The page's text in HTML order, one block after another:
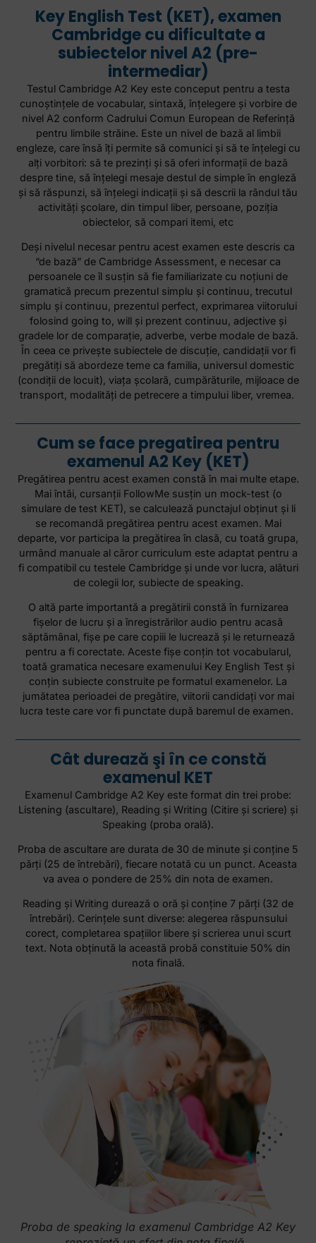
Key English Test (KET), examen
Cambridge cu dificultate a
subiectelor nivel A2 (pre-
intermediar)
Testul Cambridge A2 Key este conceput pentru a testa
cunoştinţele de vocabular, sintaxă, înţelegere şi vorbire de
nivel A2 conform Cadrului Comun European de Referinţă
pentru limbile străine. Este un nivel de bază al limbii
engleze, care însă îţi permite să comunici şi să te înţelegi cu
alţi vorbitori: să te prezinţi şi să oferi informaţii de bază
despre tine, să înţelegi mesaje destul de simple în engleză
şi să răspunzi, să înţelegi indicaţii şi să descrii la rândul tău
activităţi şcolare, din timpul liber, persoane, poziţia
obiectelor, să compari itemi, etc
Deşi nivelul necesar pentru acest examen este descris ca
“de bază” de Cambridge Assessment, e necesar ca
persoanele ce îl susţin să fie familiarizate cu noţiuni de
gramatică precum prezentul simplu şi continuu, trecutul
simplu şi continuu, prezentul perfect, exprimarea viitorului
folosind going to, will şi prezent continuu, adjective şi
gradele lor de comparaţie, adverbe, verbe modale de bază.
În ceea ce priveşte subiectele de discuţie, candidaţii vor fi
pregătiţi să abordeze teme ca familia, universul domestic
(condiţii de locuit), viaţa şcolară, cumpărăturile, mijloace de
transport, modalităţi de petrecere a timpului liber, vremea.
Cum se face pregatirea pentru
examenul A2 Key (KET)
Pregătirea pentru acest examen constă în mai multe etape.
Mai întâi, cursanţii FollowMe susţin un mock-test (o
simulare de test KET), se calculează punctajul obţinut şi li
se recomandă pregătirea pentru acest examen. Mai
departe, vor participa la pregătirea în clasă, cu toată grupa,
urmând manuale al căror curriculum este adaptat pentru a
fi compatibil cu testele Cambridge şi unde vor lucra, alături
de colegii lor, subiecte de speaking.
O altă parte importantă a pregătirii constă în furnizarea
fişelor de lucru şi a înregistrărilor audio pentru acasă
săptămânal, fişe pe care copiii le lucrează şi le returnează
pentru a fi corectate. Aceste fişe conţin tot vocabularul,
toată gramatica necesare examenului Key English Test şi
conţin subiecte construite pe formatul examenelor. La
jumătatea perioadei de pregătire, viitorii candidaţi vor mai
lucra teste care vor fi punctate după baremul de examen.
Cât durează şi în ce constă
examenul KET
Proba de speaking la examenul Cambridge A2 Key
Examenul Cambridge A2 Key este format din trei probe:
Listening (ascultare), Reading şi Writing (Citire şi scriere) şi
Speaking (proba orală).
Proba de ascultare are durata de 30 de minute şi conţine 5
părţi (25 de întrebări), fiecare notată cu un punct. Aceasta
va avea o pondere de 25% din nota de examen.
Reading şi Writing durează o oră şi conţine 7 părţi (32 de
întrebări). Cerinţele sunt diverse: alegerea răspunsului
corect, completarea spaţiilor libere şi scrierea unui scurt
text. Nota obţinută la această probă constituie 50% din
nota finală.